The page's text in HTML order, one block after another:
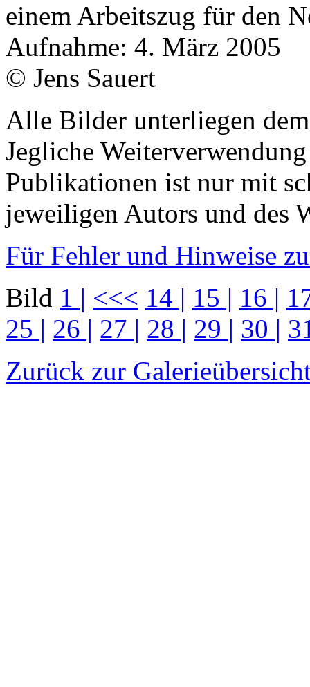
einem Arbeitszug für den
Aufnahme: 4. März 2005
© Jens Sauert
Alle Bilder unterliegen
Jegliche
Publikationen ist nur mit
jeweiligen Autors und des
Für Fehler und Hinweise
Bild 1 | <<< 14 | 15 | 16 |
25 | 26 | 27 | 28 | 29 | 30 |
Zurück zur